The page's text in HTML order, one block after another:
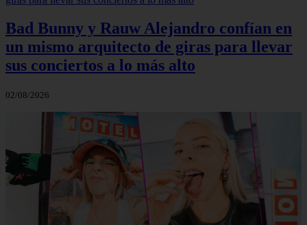
Bad Bunny y Rauw Alejandro confían en
un mismo arquitecto de giras para llevar
sus conciertos a lo más alto
02/08/2026